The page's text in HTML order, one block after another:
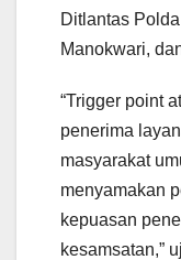
Ditlantas
Manokwari,
“Trigger point
penerima
masyarakat
menyamakan
kepuasan
kesamsatan,”